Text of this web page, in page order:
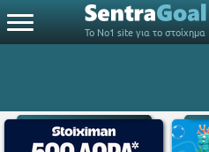
Το Νο1 site για το στοίχημα